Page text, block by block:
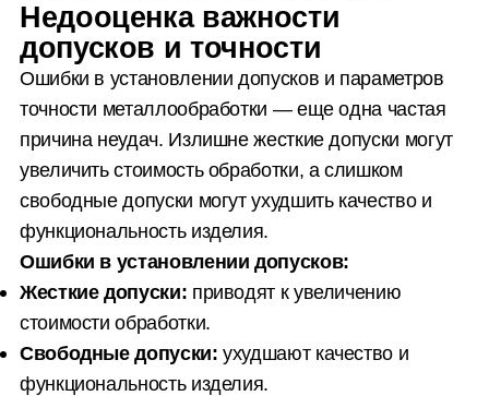
Недооценка важности
допусков и точности
Ошибки в установлении допусков и параметров
точности металлообработки — еще одна частая
причина неудач. Излишне жесткие допуски могут
увеличить стоимость обработки, а слишком
свободные допуски могут ухудшить качество и
функциональность изделия.
Ошибки в установлении допусков:
Жесткие допуски: приводят к увеличению
стоимости обработки.
Свободные допуски: ухудшают качество и
функциональность изделия.